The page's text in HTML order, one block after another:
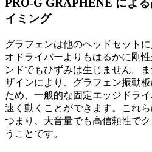
PRO-G GRAPHENE によ
イミング
グラフェンは他のヘッドセット
オドライバーよりもはるかに剛
ンドでもひずみは生じません。
ザインにより、グラフェン振動
ため、一般的な固定エッジドラ
速く動くことができます。これ
つまり、大音量でも高信頼性で
うことです。